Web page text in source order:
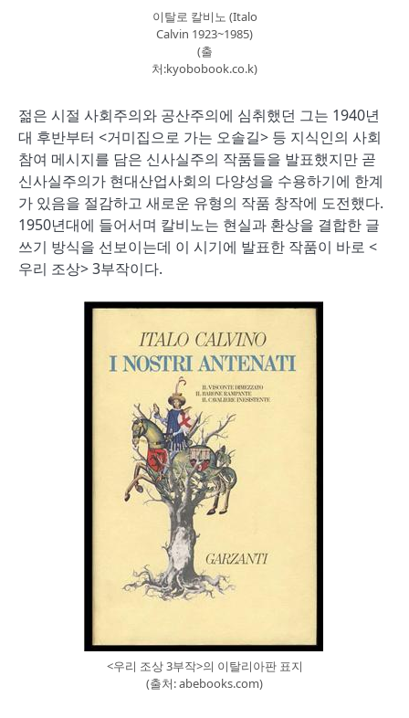
이탈로 칼비노 (Italo
Calvin 1923~1985)
(출
처:kyobobook.co.k)
젊은 시절 사회주의와 공산주의에 심취했던 그는 1940년
대 후반부터 <거미집으로 가는 오솔길> 등 지식인의 사회
참여 메시지를 담은 신사실주의 작품들을 발표했지만 곧
신사실주의가 현대산업사회의 다양성을 수용하기에 한계
가 있음을 절감하고 새로운 유형의 작품 창작에 도전했다.
1950년대에 들어서며 칼비노는 현실과 환상을 결합한 글
쓰기 방식을 선보이는데 이 시기에 발표한 작품이 바로 <
우리 조상> 3부작이다.
<우리 조상 3부작>의 이탈리아판 표지
(출처: abebooks.com)